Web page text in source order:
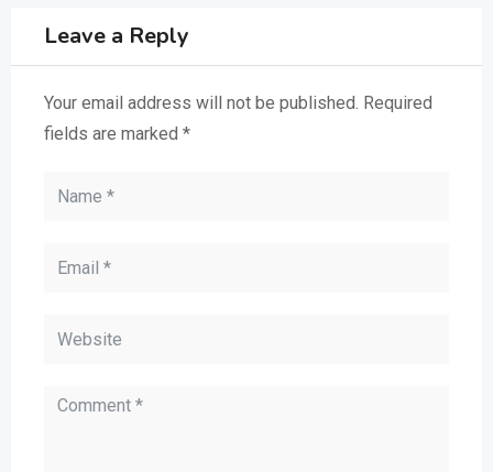
Leave a Reply
Your email address will not be published. Required
fields are marked *